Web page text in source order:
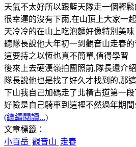
天氣不太好所以跟藍天隊走一個輕鬆
很幸運的沒有下雨,在山頂上大家一
天冷冷的在山上吃泡麵好像特別美味
聽隊長說他大年初一到觀音山走春
這要持之以恆也真不簡單,值得學習
後來上去硬漢嶺拍團照前,隊長還介
隊長說他也是找了好久才找到的,那
下山我自己加碼走了北橫古道第一段
好險是自己騎車到這裡不然過年期
(繼續閱讀...)
文章標籤：
小百岳 觀音山 走春